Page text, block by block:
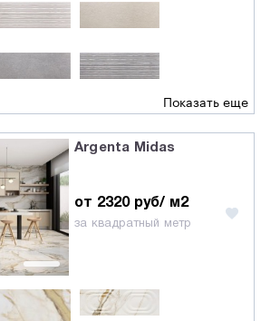
Показать еще
Argenta Midas
от 2320 руб/ м2
за квадратный метр